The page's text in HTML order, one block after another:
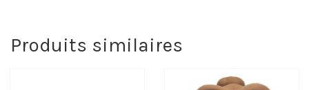
Paiement sécurisé
Relachez vous grâce aux
Produits similaires